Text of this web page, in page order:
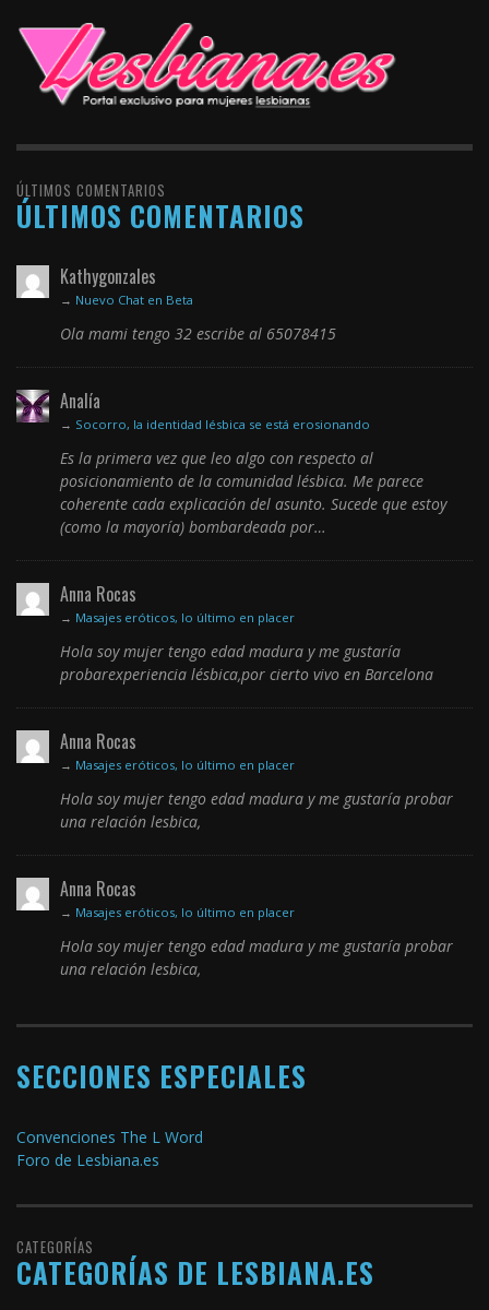
ÚLTIMOS COMENTARIOS
ÚLTIMOS COMENTARIOS
Kathygonzales
→ Nuevo Chat en Beta
Ola mami tengo 32 escribe al 65078415
Analía
→ Socorro, la identidad lésbica se está erosionando
Es la primera vez que leo algo con respecto al
posicionamiento de la comunidad lésbica. Me parece
coherente cada explicación del asunto. Sucede que estoy
(como la mayoría) bombardeada por…
Anna Rocas
→ Masajes eróticos, lo último en placer
Hola soy mujer tengo edad madura y me gustaría
probarexperiencia lésbica,por cierto vivo en Barcelona
Anna Rocas
→ Masajes eróticos, lo último en placer
Hola soy mujer tengo edad madura y me gustaría probar
una relación lesbica,
Anna Rocas
→ Masajes eróticos, lo último en placer
Hola soy mujer tengo edad madura y me gustaría probar
una relación lesbica,
SECCIONES ESPECIALES
Convenciones The L Word
Foro de Lesbiana.es
CATEGORÍAS
CATEGORÍAS DE LESBIANA.ES